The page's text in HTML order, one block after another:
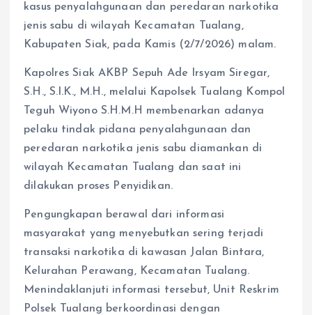
kasus penyalahgunaan dan peredaran narkotika
jenis sabu di wilayah Kecamatan Tualang,
Kabupaten Siak, pada Kamis (2/7/2026) malam.
Kapolres Siak AKBP Sepuh Ade Irsyam Siregar,
S.H., S.I.K., M.H., melalui Kapolsek Tualang Kompol
Teguh Wiyono S.H.M.H membenarkan adanya
pelaku tindak pidana penyalahgunaan dan
peredaran narkotika jenis sabu diamankan di
wilayah Kecamatan Tualang dan saat ini
dilakukan proses Penyidikan.
Pengungkapan berawal dari informasi
masyarakat yang menyebutkan sering terjadi
transaksi narkotika di kawasan Jalan Bintara,
Kelurahan Perawang, Kecamatan Tualang.
Menindaklanjuti informasi tersebut, Unit Reskrim
Polsek Tualang berkoordinasi dengan